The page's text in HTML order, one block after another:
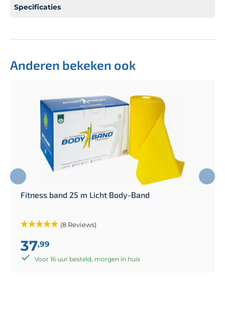
Specificaties
Anderen bekeken ook
Fitness band 25 m Licht Body-Band
(8 Reviews)
37,99
Voor 16 uur besteld, morgen in huis